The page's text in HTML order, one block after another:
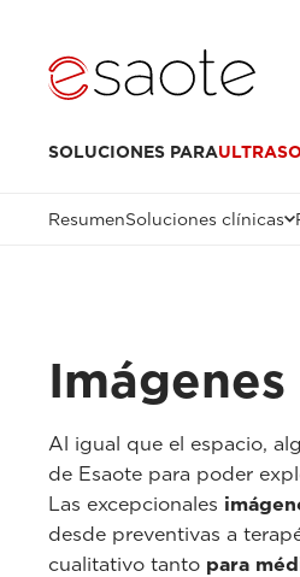
SOLUCIONES PARA
ResumenSoluciones clínicas
Al igual que el espacio,
de Esaote para poder
Las excepcionales
desde preventivas a
cualitativo tanto para